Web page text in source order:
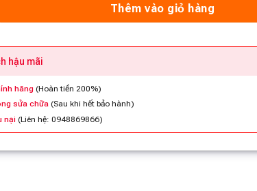
Thêm vào giỏ hàng
hậu mãi
hãng (Hoàn tiền 200%)
sửa chữa (Sau khi hết bảo hành)
nại (Liên hệ: 0948869866)